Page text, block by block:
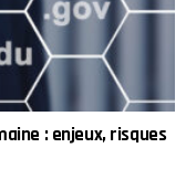
: enjeux, risques